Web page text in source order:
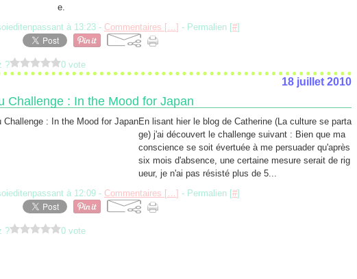
e.
à 13:23 - Commentaires […] - Permalien [#]
? 0 vote
18 juillet 2010
Challenge : In the Mood for Japan
En lisant hier le blog de Catherine (La culture se parta
ge) j'ai découvert le challenge suivant : Bien que ma
conscience se soit évertuée à me persuader qu'après
six mois d'absence, une certaine mesure serait de rig
ueur, je n'ai pas résisté plus de 5...
à 12:09 - Commentaires […] - Permalien [#]
? 0 vote